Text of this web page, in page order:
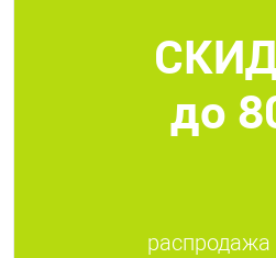
до
распродажа